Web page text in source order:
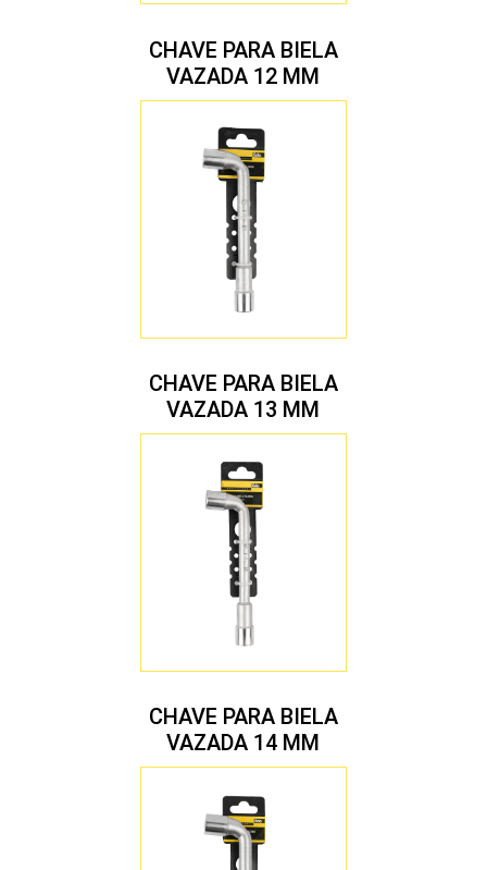
CHAVE PARA BIELA
VAZADA 12 MM
CHAVE PARA BIELA
VAZADA 13 MM
CHAVE PARA BIELA
VAZADA 14 MM